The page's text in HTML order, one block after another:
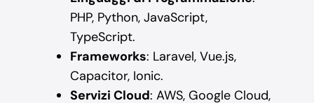
PHP, Python, JavaScript,
TypeScript.
Frameworks: Laravel, Vue.js,
Capacitor, Ionic.
Servizi Cloud: AWS, Google Cloud,